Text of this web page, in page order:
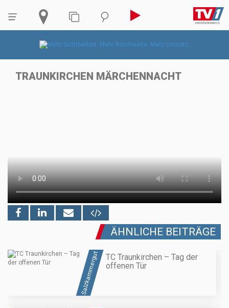
TRAUNKIRCHEN MÄRCHENNACHT
ÄHNLICHE BEITRÄGE
Salzkammergut
TC Traunkirchen – Tag der
offenen Tür